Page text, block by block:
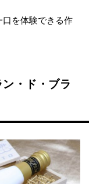
口を体験できる作
・ド・ブラ